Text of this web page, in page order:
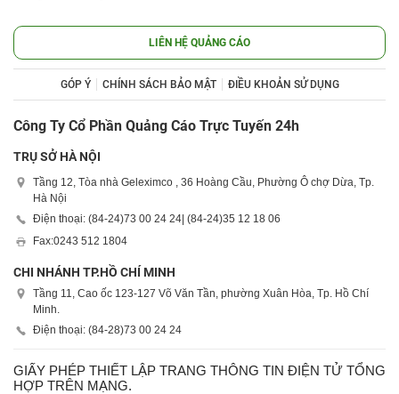
LIÊN HỆ QUẢNG CÁO
GÓP Ý CHÍNH SÁCH BẢO MẬT ĐIỀU KHOẢN SỬ DỤNG
Công Ty Cổ Phần Quảng Cáo Trực Tuyến 24h
TRỤ SỞ HÀ NỘI
Tầng 12, Tòa nhà Geleximco , 36 Hoàng Cầu, Phường Ô chợ Dừa, Tp.
Hà Nội
Điện thoại: (84-24)73 00 24 24 | (84-24)35 12 18 06
Fax:0243 512 1804
CHI NHÁNH TP.HỒ CHÍ MINH
Tầng 11, Cao ốc 123-127 Võ Văn Tần, phường Xuân Hòa, Tp. Hồ Chí
Minh.
Điện thoại: (84-28)73 00 24 24
GIẤY PHÉP THIẾT LẬP TRANG THÔNG TIN ĐIỆN TỬ TỔNG
HỢP TRÊN MẠNG.